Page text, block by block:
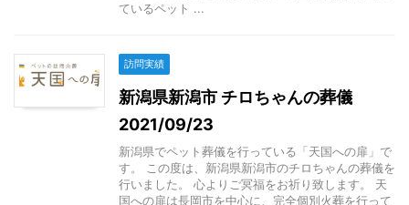
ているペット ...
訪問実績
新潟県新潟市 チロちゃんの葬儀
2021/09/23
新潟県でペット葬儀を行っている「天国への扉」で
す。 この度は、新潟県新潟市のチロちゃんの葬儀を
行いました。 心よりご冥福をお祈り致します。 天
国への扉は長岡市を中心に、完全個別火葬を行って